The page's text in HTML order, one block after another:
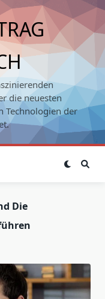
die neuesten
Technologien der
Die